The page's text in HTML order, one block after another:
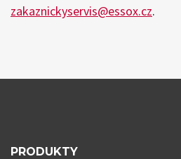
zakaznickyservis@essox.cz.
PRODUKTY